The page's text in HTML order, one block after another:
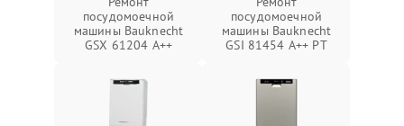
посудомоечной
машины Bauknecht
GSX 61204 A++
посудомоечной
машины Bauknecht
GSI 81454 A++ PT